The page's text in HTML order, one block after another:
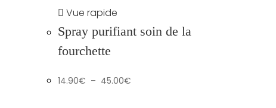
Vue rapide
Spray purifiant soin de la
fourchette
14.90€ – 45.00€